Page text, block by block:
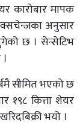
कारोबार मापक
अनुसार
छ । सेन्सेटिभ
सीमित भएको छ
कित्ता शेयर
भयो ।